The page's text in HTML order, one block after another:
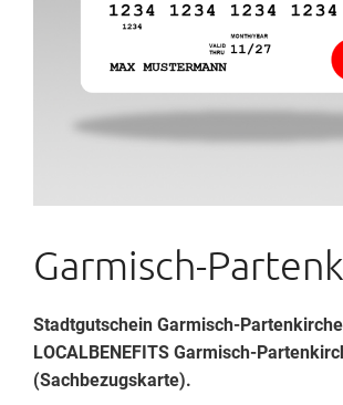
Garmisch-
Stadtgutschein Garmisch-
LOCALBENEFITS Garmisch-
(Sachbezugskarte).